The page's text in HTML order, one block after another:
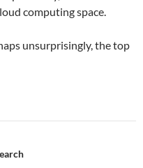
computing space.
unsurprisingly, the top